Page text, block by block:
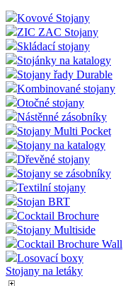
Kovové Stojany
ZIC ZAC Stojany
Skládací stojany
Stojánky na katalogy
Stojany řady Durable
Kombinované stojany
Otočné stojany
Nástěnné zásobníky
Stojany Multi Pocket
Stojany na katalogy
Dřevěné stojany
Stojany se zásobníky
Textilní stojany
Stojan BRT
Cocktail Brochure
Stojany Multiside
Cocktail Brochure Wall
Losovací boxy
Stojany na letáky